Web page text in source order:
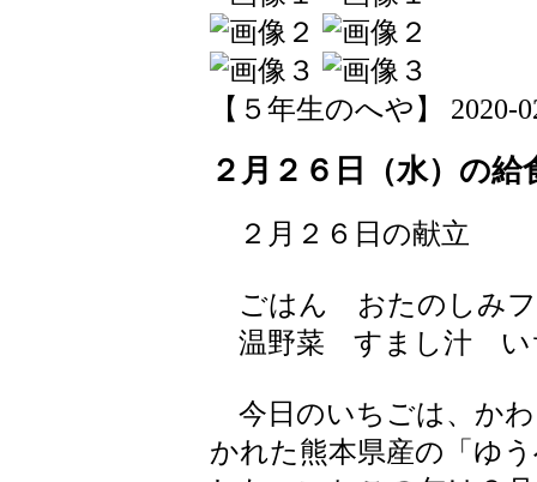
【５年生のへや】 2020-
２月２６日（水）の給
２月２６日の献立
ごはん おたのしみ
温野菜 すまし汁 い
今日のいちごは、か
かれた熊本県産の「ゆ